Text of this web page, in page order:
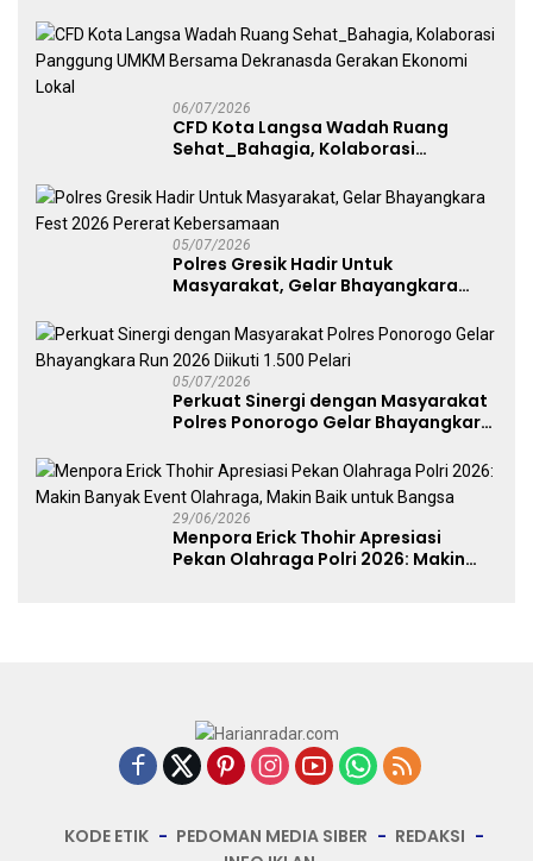
Free Day Makassar
06/07/2026
CFD Kota Langsa Wadah Ruang
Sehat_Bahagia, Kolaborasi
Dekranasda Gerakan Ekonomi Lokal
05/07/2026
Polres Gresik Hadir Untuk
Masyarakat, Gelar Bhayangkara
05/07/2026
Perkuat Sinergi dengan Masyarakat
Polres Ponorogo Gelar Bhayangkara
29/06/2026
Menpora Erick Thohir Apresiasi
Pekan Olahraga Polri 2026: Makin
KODE ETIK PEDOMAN MEDIA SIBER
REDAKSI